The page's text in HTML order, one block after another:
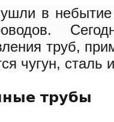
в
труб,
чугун,
трубы